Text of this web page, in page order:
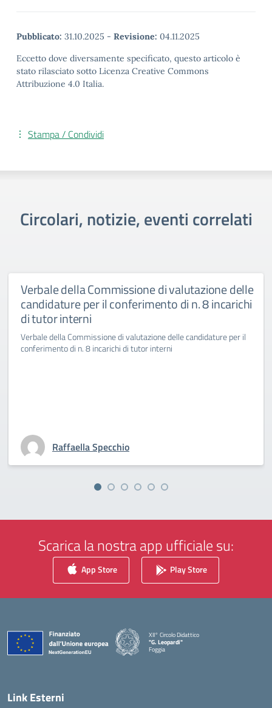
Pubblicato: 31.10.2025 - Revisione: 04.11.2025
Eccetto dove diversamente specificato, questo articolo è
stato rilasciato sotto Licenza Creative Commons
Attribuzione 4.0 Italia.
Stampa / Condividi
Circolari, notizie, eventi correlati
Verbale della Commissione di valutazione delle
candidature per il conferimento di n. 8 incarichi
di tutor interni
Verbale della Commissione di valutazione delle candidature per il
conferimento di n. 8 incarichi di tutor interni
Raffaella Specchio
Scarica la nostra app ufficiale su:
App Store Play Store
XII° Circolo Didattico
"G. Leopardi"
Foggia
— Visita la pagina iniziale della scuola
Link Esterni